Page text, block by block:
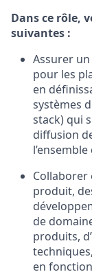
Dans ce rôle,
suivantes :
Assurer
pour les
en
systèmes
stack) qui
diffusion
Collaborer
produit,
de
produits,
en